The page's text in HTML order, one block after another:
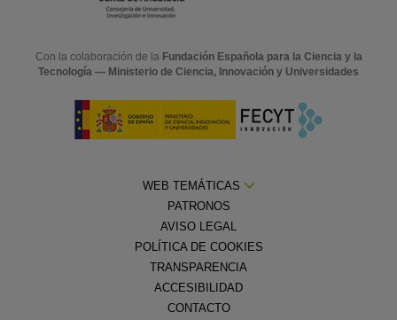
Con la colaboración de la Fundación Española para la Ciencia y la
Tecnología — Ministerio de Ciencia, Innovación y Universidades
WEB TEMÁTICAS
PATRONOS
AVISO LEGAL
POLÍTICA DE COOKIES
TRANSPARENCIA
ACCESIBILIDAD
CONTACTO